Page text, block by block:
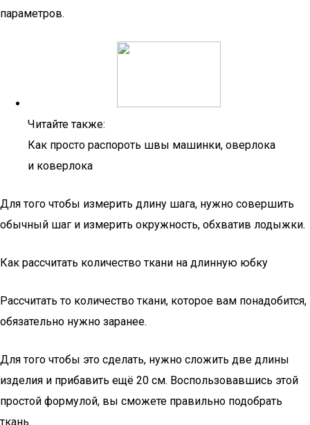
параметров.
Читайте также:
Как просто распороть швы машинки, оверлока
и коверлока
Для того чтобы измерить длину шага, нужно совершить
обычный шаг и измерить окружность, обхватив лодыжки.
Как рассчитать количество ткани на длинную юбку
Рассчитать то количество ткани, которое вам понадобится,
обязательно нужно заранее.
Для того чтобы это сделать, нужно сложить две длины
изделия и прибавить ещё 20 см. Воспользовавшись этой
простой формулой, вы сможете правильно подобрать
ткань.